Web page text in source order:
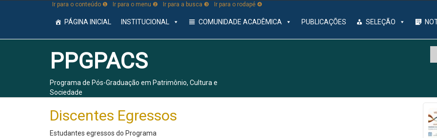
Ir para o conteúdo ❶ Ir para o menu ❷ Ir para a busca ❸ Ir para o rodapé ❹
PÁGINA INICIAL INSTITUCIONAL COMUNIDADE ACADÊMICA PUBLICAÇÕES SELEÇÃO
PPGPACS
Programa de Pós-Graduação em Patrimônio, Cultura e
Sociedade
Discentes Egressos
Estudantes egressos do Programa